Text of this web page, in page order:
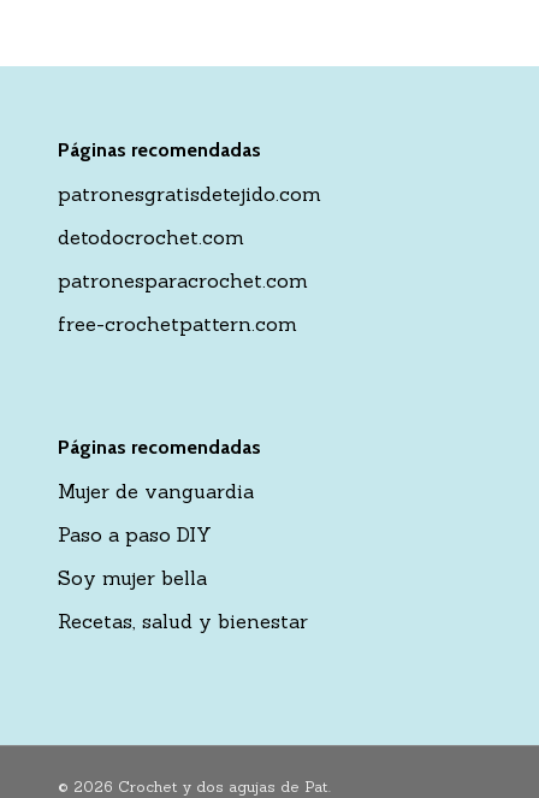
Páginas recomendadas
patronesgratisdetejido.com
detodocrochet.com
patronesparacrochet.com
free-crochetpattern.com
Páginas recomendadas
Mujer de vanguardia
Paso a paso DIY
Soy mujer bella
Recetas, salud y bienestar
© 2026 Crochet y dos agujas de Pat.